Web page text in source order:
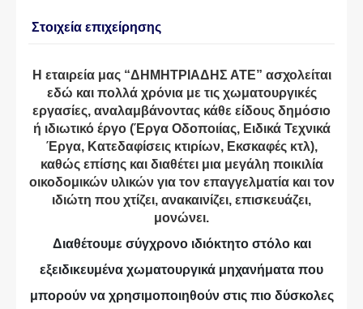
Στοιχεία επιχείρησης
Η εταιρεία μας “ΔΗΜΗΤΡΙΑΔΗΣ ΑΤΕ” ασχολείται
εδώ και πολλά χρόνια με τις χωματουργικές
εργασίες, αναλαμβάνοντας κάθε είδους δημόσιο
ή ιδιωτικό έργο (Έργα Οδοποιίας, Ειδικά Τεχνικά
Έργα, Κατεδαφίσεις κτιρίων, Εκσκαφές κτλ),
καθώς επίσης και διαθέτει μια μεγάλη ποικιλία
οικοδομικών υλικών για τον επαγγελματία και τον
ιδιώτη που χτίζει, ανακαινίζει, επισκευάζει,
μονώνει.
Διαθέτουμε σύγχρονο ιδιόκτητο στόλο και
εξειδικευμένα χωματουργικά μηχανήματα που
μπορούν να χρησιμοποιηθούν στις πιο δύσκολες